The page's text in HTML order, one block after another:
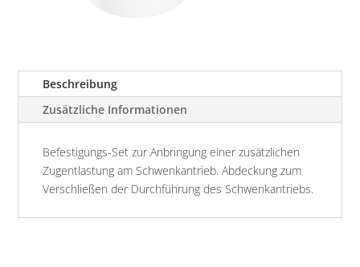
Beschreibung
Zusätzliche Informationen
Befestigungs-Set zur Anbringung einer zusätzlichen
Zugentlastung am Schwenkantrieb. Abdeckung zum
Verschließen der Durchführung des Schwenkantriebs.